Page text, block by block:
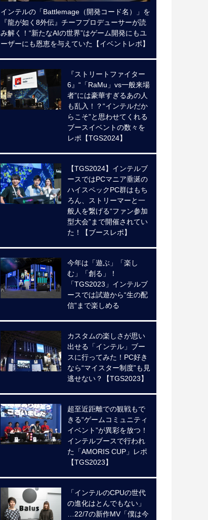
インテルの「Battlemage（開発コード名）」を
『龍が如く8外伝』チーフプロデューサーが読
み解く！“新たなAIの世界”はゲーム開発にもユ
ーザーにも恩恵を与えていた【イベントレポ】
『ストリートファイター
6』“「RaMu」vs一般来場
者”には豪華すぎるあの人
も乱入！？“インテルだか
らこそ”と思わせてくれる
ブースイベントの数々を
レポ【TGS2024】
【TGS2024】インテルブ
ースではPCマニア垂涎の
ハイスペックPC群はもち
ろん、ストリーマーと一
般人を繋げる“ファン参加
型大会”まで開催されてい
た！【ブースレポ】
今年は「遊ぶ」「楽し
む」「創る」！
「TGS2023」インテルブ
ースでは試遊から“生の配
信”まで楽しめる
カスタムの楽しさが思い
出せる「インテル」ブー
スに行ってみた！PC好き
なら“マイスター制度”も見
逃せない？【TGS2023】
超至近距離での観戦もで
きる“ゲームコミュニティ
イベント”が異彩を放つ！
インテルブースで行われ
た「AMORIS CUP」レポ
【TGS2023】
「インテルのCPUの世代
の進化はとんでもない」
…22/7の新作MV「僕は今